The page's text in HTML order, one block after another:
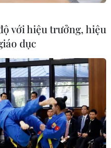
với hiệu trưởng, hiệu
dục